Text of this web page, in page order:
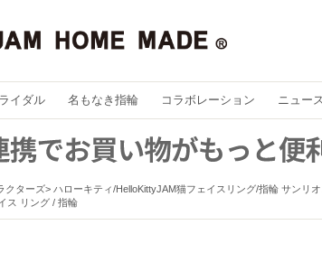
イダル 名もなき指輪 コラボレーション ニュー
クターズ
ハローキティ/HelloKittyJAM猫フェイスリング/指輪 サンリ
ス リング / 指輪